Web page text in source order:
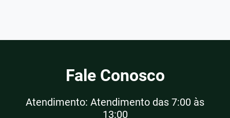
Fale Conosco
Atendimento: Atendimento das 7:00 às
13:00